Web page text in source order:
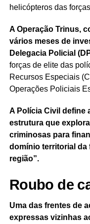
helicópteros das
A Operação Trinus,
vários meses de
Delegacia Policial
forças de elite das
Recursos Especiais
Operações Policiais
A Polícia Civil define
estrutura que
criminosas para
domínio territorial da
região”.
Roubo de
Uma das frentes de
expressas vizinhas